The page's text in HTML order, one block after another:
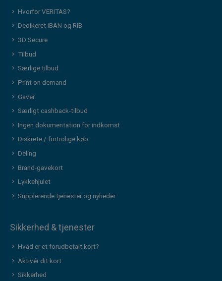
Hvorfor VERITAS?
Dedikeret IBAN og RIB
3D Secure
Tilbud
Særlige tilbud
Print on demand
Gaver
Særligt cashback-tilbud
Ingen dokumentation for indkomst
Diskrete / fortrolige køb
Deling
Brand-gavekort
Lykkehjulet
Supplerende tjenester og nyheder
Sikkerhed & tjenester
Hvad er et forudbetalt kort?
Aktivér dit kort
Sikkerhed